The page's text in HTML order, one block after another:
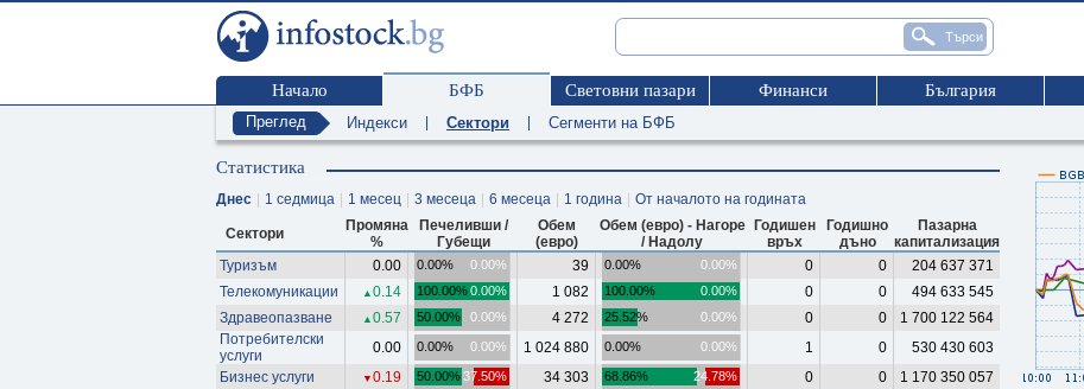
Начало БФБ Световни пазари Финанси България
Преглед Индекси Сектори Сегменти на БФБ
Статистика
Днес 1 седмица 1 месец 3 месеца 6 месеца 1 година От началото на годината
Сектори
Промяна
%
Печеливши /
Губещи
Обем
(евро)
Обем (евро) - Нагоре
/ Надолу
Годишен
връх
Годишно
дъно
Пазарна
капитализация
Туризъм
0.00 0.00%
0.00% 39 0.00%
0.00% 0 0
204 637 371
Телекомуникации
▲ 0.14 0.00%
100.00% 1 082 0.00%
100.00% 0 0
494 633 545
Здравеопазване
▲ 0.57 0.00%
50.00% 4 272 0.00%
25.52% 0 0
1 700 122 564
Потребителски
услуги
0.00 0.00%
0.00% 1 024 880 0.00%
0.00% 1 0
530 430 603
Бизнес услуги
▼ 0.19 37.50%
50.00% 34 303 24.78%
68.86% 0 0
1 170 350 057